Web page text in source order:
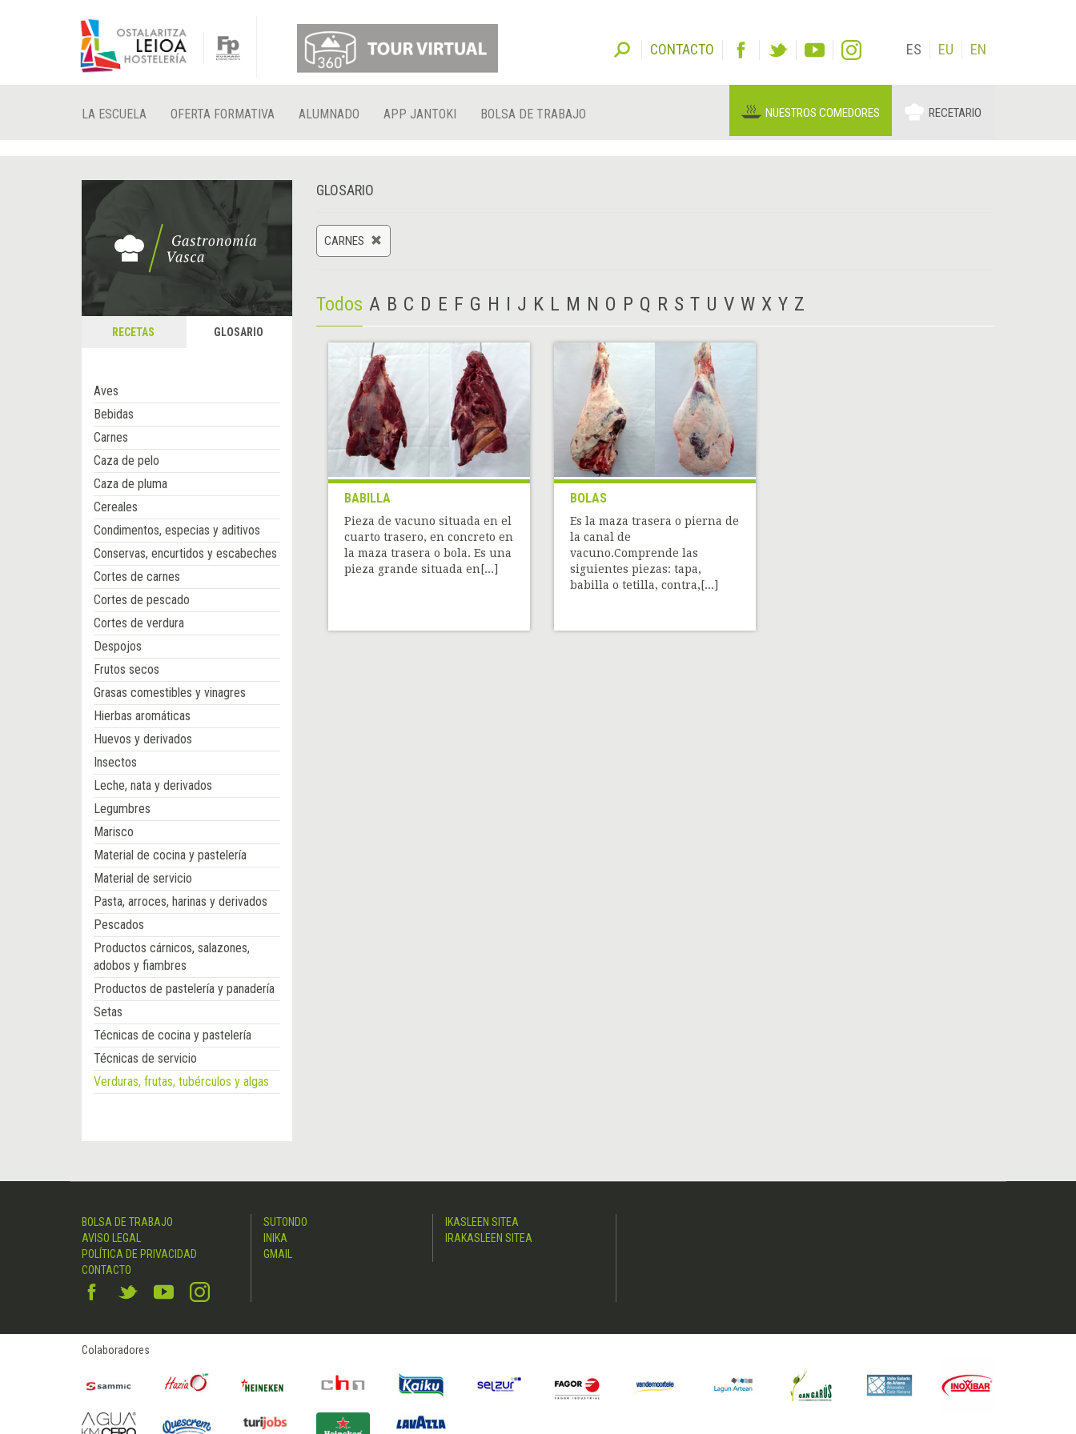
CONTACTO ES EU EN
LA ESCUELA OFERTA FORMATIVA ALUMNADO APP JANTOKI BOLSA DE TRABAJO NUESTROS COMEDORES RECETARIO
RECETAS GLOSARIO
Aves
Bebidas
Carnes
Caza de pelo
Caza de pluma
Cereales
Condimentos, especias y aditivos
Conservas, encurtidos y escabeches
Cortes de carnes
Cortes de pescado
Cortes de verdura
Despojos
Frutos secos
Grasas comestibles y vinagres
Hierbas aromáticas
Huevos y derivados
Insectos
Leche, nata y derivados
Legumbres
Marisco
Material de cocina y pastelería
Material de servicio
Pasta, arroces, harinas y derivados
Pescados
Productos cárnicos, salazones,
adobos y fiambres
Productos de pastelería y panadería
Setas
Técnicas de cocina y pastelería
Técnicas de servicio
Verduras, frutas, tubérculos y algas
GLOSARIO
CARNES
Todos A B C D E F G H I J K L M N O P Q R S T U V W X Y Z
BABILLA
Pieza de vacuno situada en el
cuarto trasero, en concreto en
la maza trasera o bola. Es una
pieza grande situada en[...]
BOLAS
Es la maza trasera o pierna de
la canal de
vacuno.Comprende las
siguientes piezas: tapa,
babilla o tetilla, contra,[...]
BOLSA DE TRABAJO
AVISO LEGAL
POLÍTICA DE PRIVACIDAD
CONTACTO
SUTONDO
INIKA
GMAIL
IKASLEEN SITEA
IRAKASLEEN SITEA
Colaboradores